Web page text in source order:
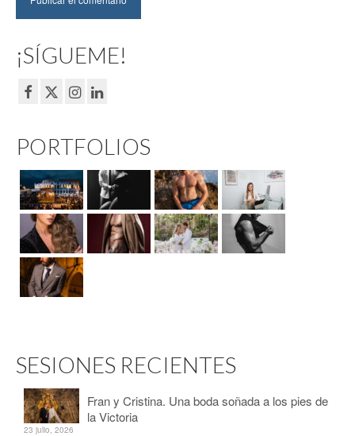
¡SÍGUEME!
PORTFOLIOS
SESIONES RECIENTES
Fran y Cristina. Una boda soñada a los pies de
la Victoria
23 julio, 2026